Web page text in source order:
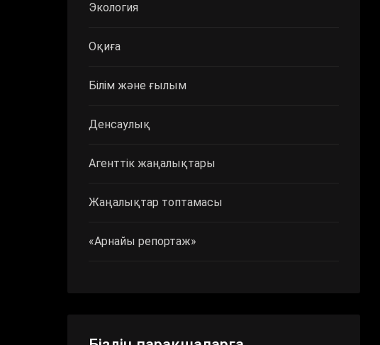
Экология
Оқиға
Білім және ғылым
Денсаулық
Агенттік жаңалықтары
Жаңалықтар топтамасы
«Арнайы репортаж»